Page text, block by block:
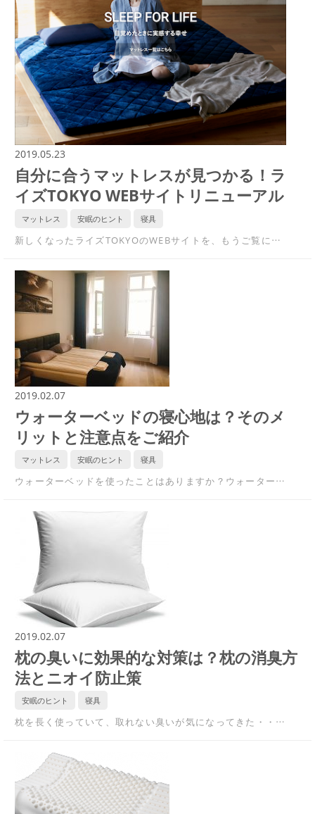
2019.05.23
自分に合うマットレスが見つかる！ラ
イズTOKYO WEBサイトリニューアル
マットレス 安眠のヒント 寝具
新しくなったライズTOKYOのWEBサイトを、もうご覧に…
2019.02.07
ウォーターベッドの寝心地は？そのメ
リットと注意点をご紹介
マットレス 安眠のヒント 寝具
ウォーターベッドを使ったことはありますか？ウォーター…
2019.02.07
枕の臭いに効果的な対策は？枕の消臭方
法とニオイ防止策
安眠のヒント 寝具
枕を長く使っていて、取れない臭いが気になってきた・・…